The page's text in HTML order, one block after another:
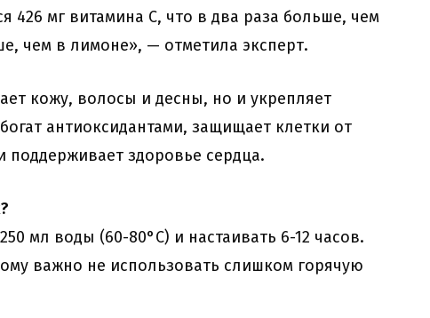
426 мг витамина С, что в два раза больше, чем
чем в лимоне», — отметила эксперт.
кожу, волосы и десны, но и укрепляет
антиоксидантами, защищает клетки от
поддерживает здоровье сердца.
мл воды (60-80°C) и настаивать 6-12 часов.
важно не использовать слишком горячую